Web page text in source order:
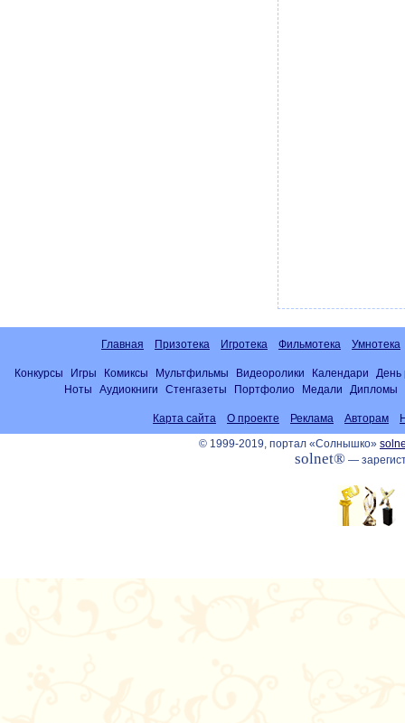
Главная Призотека Игротека Фильмотека Умнотека
Конкурсы Игры Комиксы Мультфильмы Видеоролики Календари
День
Ноты
Аудиокниги Стенгазеты Портфолио Медали Дипломы
Карта сайта О проекте Реклама Авторам
© 1999-2019, портал «Солнышко»
solnet®—